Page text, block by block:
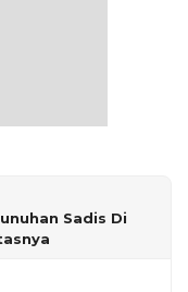
Sadis Di